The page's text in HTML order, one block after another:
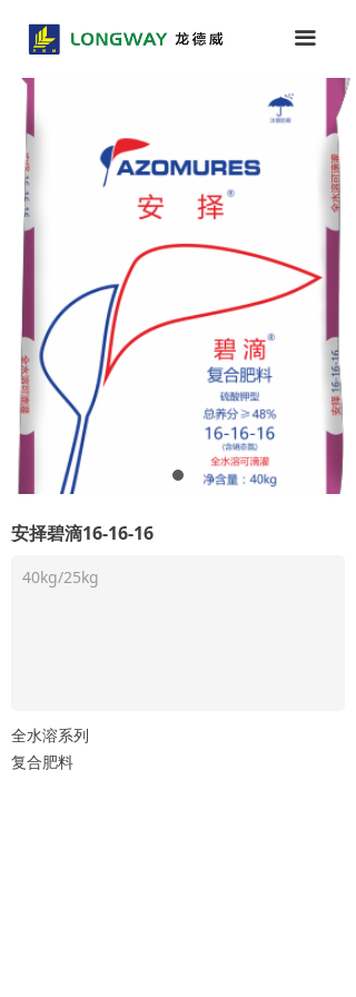
끀
首页
关于我们
产品中心
新闻中心
联系我们
安择碧滴16-16-16
40kg/25kg
全水溶系列
复合肥料